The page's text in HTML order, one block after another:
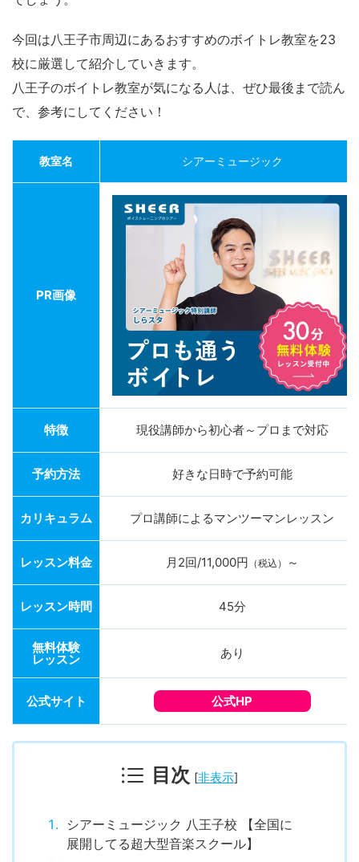
今回は八王子市周辺にあるおすすめのボイトレ教室を23
校に厳選して紹介していきます。
八王子のボイトレ教室が気になる人は、ぜひ最後まで読ん
で、参考にしてください！
教室名 シアーミュージック
PR画像
特徴 現役講師から初心者～プロまで対応
予約方法 好きな日時で予約可能
カリキュラム プロ講師によるマンツーマンレッスン
レッスン料金 月2回/11,000円
レッスン時間 45分
無料体験
レッスン あり
公式サイト 公式HP
目次 [非表示]
シアーミュージック 八王子校 【全国に
展開してる超大型音楽スクール】